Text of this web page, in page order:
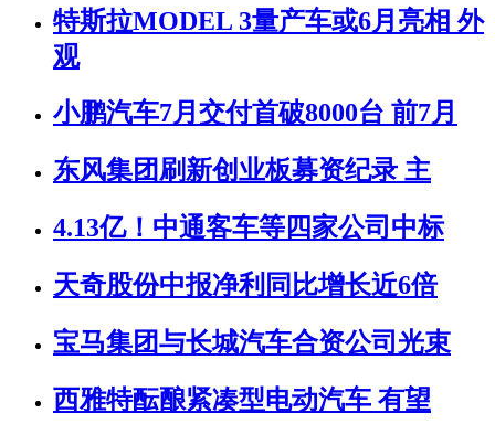
特斯拉MODEL 3量产车或6月亮相 外
观
小鹏汽车7月交付首破8000台 前7月
东风集团刷新创业板募资纪录 主
4.13亿！中通客车等四家公司中标
天奇股份中报净利同比增长近6倍
宝马集团与长城汽车合资公司光束
西雅特酝酿紧凑型电动汽车 有望